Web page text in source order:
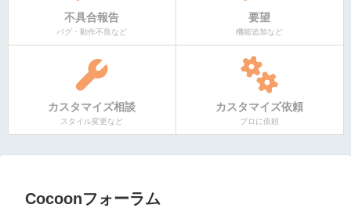
不具合報告
バグ・動作不良など
要望
機能追加など
カスタマイズ相談
スタイル変更など
カスタマイズ依頼
プロに依頼
Cocoonフォーラム